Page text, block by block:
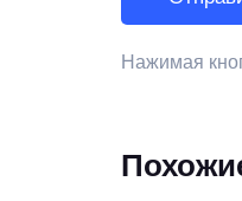
Нажимая